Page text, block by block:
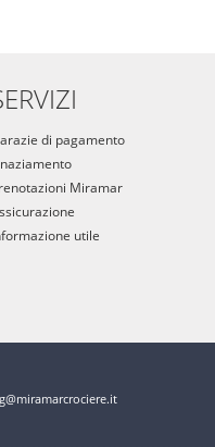
di pagamento
Miramar
utile